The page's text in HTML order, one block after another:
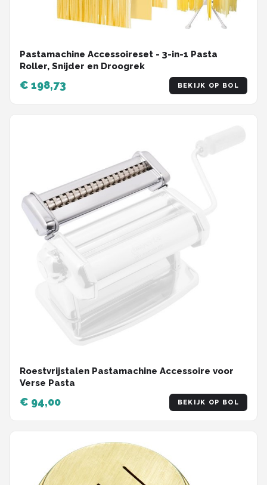
Pastamachine Accessoireset - 3-in-1 Pasta
Roller, Snijder en Droogrek
€ 198,73 BEKIJK OP BOL
Roestvrijstalen Pastamachine Accessoire voor
Verse Pasta
€ 94,00 BEKIJK OP BOL